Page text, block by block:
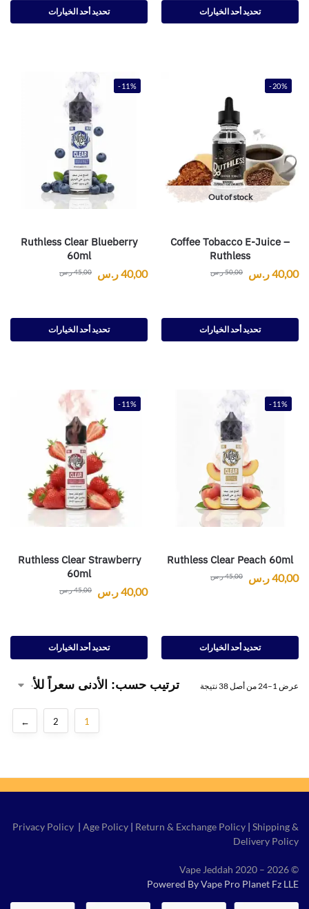
تحديد أحد الخيارات تحديد أحد الخيارات
-20%
Out of stock
Coffee Tobacco E-Juice –
Ruthless
50,00ر.س 40,00ر.س
تحديد أحد الخيارات
-11%
Ruthless Clear Blueberry
60ml
45,00ر.س 40,00ر.س
تحديد أحد الخيارات
-11%
Ruthless Clear Peach 60ml
45,00ر.س 40,00ر.س
تحديد أحد الخيارات
-11%
Ruthless Clear Strawberry
60ml
45,00ر.س 40,00ر.س
تحديد أحد الخيارات
عرض 1–24 من أصل 38 نتيجة
1
2
←
Privacy Policy | Age Policy | Return & Exchange Policy | Shipping &
Delivery Policy
© Vape Jeddah 2020 – 2026
Powered By Vape Pro Planet Fz LLE